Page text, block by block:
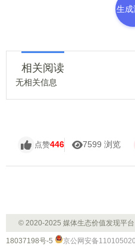
生成
相关阅读
无相关信息
点赞446 7599 浏览
© 2020-2025 媒体生态价值发现平
18037198号-5 京公网安备